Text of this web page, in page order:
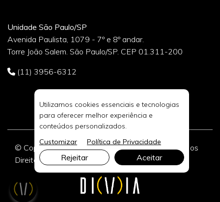
Unidade São Paulo/SP
Avenida Paulista, 1079 - 7º e 8º andar.
Torre João Salem. São Paulo/SP. CEP 01.311-200
(11) 3956-6312
© Copyright 2026 DIVIA Marketing Digital. Todos os
Direitos Reservados.
Utilizamos cookies essenciais e tecnologias
para oferecer melhor experiência e
conteúdos personalizados.
Customizar
Política de Privacidade
Rejeitar Aceitar